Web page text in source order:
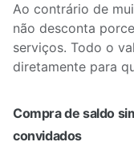
Ao contrário de
não desconta
serviços. Todo o
diretamente para
Compra de saldo
convidados